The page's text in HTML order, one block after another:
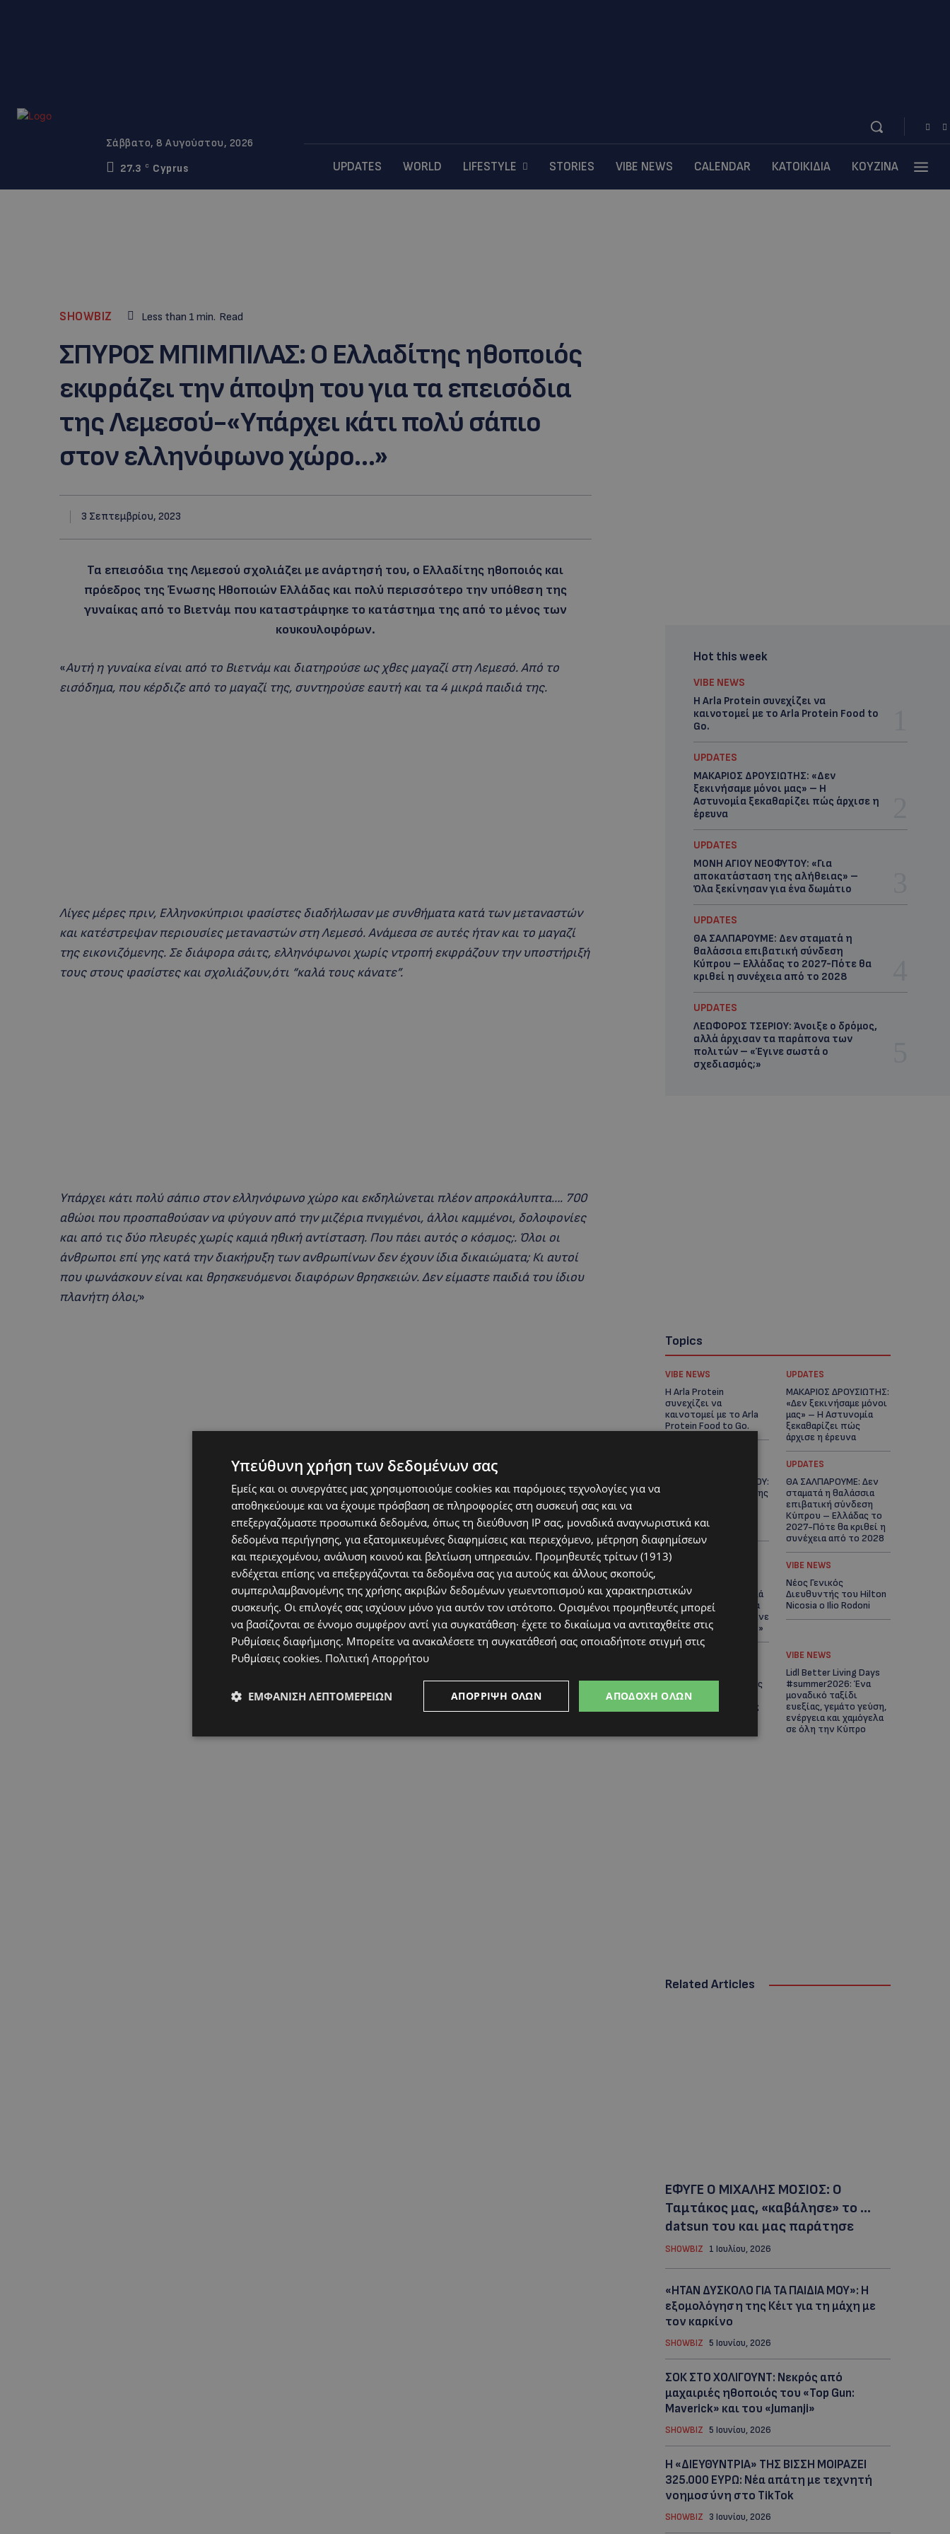
Σάββατο, 8 Αυγούστου, 2026
27.3
C Cyprus UPDATES WORLD LIFESTYLE STORIES VIBE NEWS CALENDAR ΚΑΤΟΙΚΙΔΙΑ ΚΟΥΖΙΝΑ
SHOWBIZ Less than 1 min. Read
ΣΠΥΡΟΣ ΜΠΙΜΠΙΛΑΣ: O Eλλαδίτης ηθοποιός
εκφράζει την άποψη του για τα επεισόδια
της Λεμεσού-«Υπάρχει κάτι πολύ σάπιο
στον ελληνόφωνο χώρο…»
3 Σεπτεμβρίου, 2023
Τα επεισόδια της Λεμεσού σχολιάζει με ανάρτησή του, ο Ελλαδίτης ηθοποιός και
πρόεδρος της Ένωσης Ηθοποιών Ελλάδας και πολύ περισσότερο την υπόθεση της
γυναίκας από το Βιετνάμ που καταστράφηκε το κατάστημα της από το μένος των
κουκουλοφόρων.
«Αυτή η γυναίκα είναι από το Βιετνάμ και διατηρούσε ως χθες μαγαζί στη Λεμεσό. Από το
εισόδημα, που κέρδιζε από το μαγαζί της, συντηρούσε εαυτή και τα 4 μικρά παιδιά της.
Λίγες μέρες πριν, Ελληνοκύπριοι φασίστες διαδήλωσαν με συνθήματα κατά των μεταναστών
και κατέστρεψαν περιουσίες μεταναστών στη Λεμεσό. Ανάμεσα σε αυτές ήταν και το μαγαζί
της εικονιζόμενης. Σε διάφορα σάιτς, ελληνόφωνοι χωρίς ντροπή εκφράζουν την υποστήριξή
τους στους φασίστες και σχολιάζουν,ότι “καλά τους κάνατε”.
Υπάρχει κάτι πολύ σάπιο στον ελληνόφωνο χώρο και εκδηλώνεται πλέον απροκάλυπτα…. 700
αθώοι που προσπαθούσαν να φύγουν από την μιζέρια πνιγμένοι, άλλοι καμμένοι, δολοφονίες
και από τις δύο πλευρές χωρίς καμιά ηθική αντίσταση. Που πάει αυτός ο κόσμος;. Όλοι οι
άνθρωποι επί γης κατά την διακήρυξη των ανθρωπίνων δεν έχουν ίδια δικαιώματα; Κι αυτοί
που φωνάσκουν είναι και θρησκευόμενοι διαφόρων θρησκειών. Δεν είμαστε παιδιά του ίδιου
πλανήτη όλοι;»
Hot this week
VIBE NEWS
Η Arla Protein συνεχίζει να
καινοτομεί με το Arla Protein Food to
Go.
UPDATES
ΜΑΚΑΡΙΟΣ ΔΡΟΥΣΙΩΤΗΣ: «Δεν
ξεκινήσαμε μόνοι μας» – Η
Αστυνομία ξεκαθαρίζει πώς άρχισε η
έρευνα
UPDATES
ΜΟΝΗ ΑΓΙΟΥ ΝΕΟΦΥΤΟΥ: «Για
αποκατάσταση της αλήθειας» –
Όλα ξεκίνησαν για ένα δωμάτιο
UPDATES
ΘΑ ΣΑΛΠΑΡΟΥΜΕ: Δεν σταματά η
θαλάσσια επιβατική σύνδεση
Κύπρου – Ελλάδας το 2027-Πότε θα
κριθεί η συνέχεια από το 2028
UPDATES
ΛΕΩΦΟΡΟΣ ΤΣΕΡΙΟΥ: Άνοιξε ο δρόμος,
αλλά άρχισαν τα παράπονα των
πολιτών – «Έγινε σωστά ο
σχεδιασμός;»
Topics
VIBE NEWS
Η Arla Protein
συνεχίζει να
καινοτομεί με το Arla
Protein Food to Go.
UPDATES
ΜΑΚΑΡΙΟΣ ΔΡΟΥΣΙΩΤΗΣ:
«Δεν ξεκινήσαμε μόνοι
μας» – Η Αστυνομία
ξεκαθαρίζει πώς
άρχισε η έρευνα
ΜΟΝΗ ΑΓΙΟΥ ΝΕΟΦΥΤΟΥ:
«Για αποκατάσταση της
ξεκίνησαν για ένα
δωμάτιο
UPDATES
ΘΑ ΣΑΛΠΑΡΟΥΜΕ: Δεν
σταματά η θαλάσσια
επιβατική σύνδεση
Κύπρου – Ελλάδας το
2027-Πότε θα κριθεί η
συνέχεια από το 2028
UPDATES
Άνοιξε ο δρόμος, αλλά
άρχισαν τα παράπονα
των πολιτών – «Έγινε
σωστά ο σχεδιασμός;»
VIBE NEWS
Νέος Γενικός
Διευθυντής του Hilton
Nicosia ο Ilio Rodoni
επίσημος συνεργάτης
του Φεστιβάλ
Κινηματογράφου της
VIBE NEWS
Lidl Better Living Days
#summer2026: Ένα
μοναδικό ταξίδι
ευεξίας, γεμάτο γεύση,
ενέργεια και χαμόγελα
σε όλη την Κύπρο
Related Articles
ΕΦΥΓΕ Ο ΜΙΧΑΛΗΣ ΜΟΣΙΟΣ: Ο
Ταμτάκος μας, «καβάλησε» το …
datsun του και μας παράτησε
SHOWBIZ 1 Ιουλίου, 2026
«ΗΤΑΝ ΔΥΣΚΟΛΟ ΓΙΑ ΤΑ ΠΑΙΔΙΑ ΜΟΥ»: Η
εξομολόγηση της Κέιτ για τη μάχη με
τον καρκίνο
SHOWBIZ 5 Ιουνίου, 2026
ΣΟΚ ΣΤΟ ΧΟΛΙΓΟΥΝΤ: Νεκρός από
μαχαιριές ηθοποιός του «Top Gun:
Maverick» και του «Jumanji»
SHOWBIZ 5 Ιουνίου, 2026
Η «ΔΙΕΥΘΥΝΤΡΙΑ» ΤΗΣ ΒΙΣΣΗ ΜΟΙΡΑΖΕΙ
325.000 ΕΥΡΩ: Νέα απάτη με τεχνητή
νοημοσύνη στο TikTok
SHOWBIZ 3 Ιουνίου, 2026
Υπεύθυνη χρήση των δεδομένων σας
Εμείς και οι συνεργάτες μας χρησιμοποιούμε cookies και παρόμοιες τεχνολογίες για να
αποθηκεύουμε και να έχουμε πρόσβαση σε πληροφορίες στη συσκευή σας και να
επεξεργαζόμαστε προσωπικά δεδομένα, όπως τη διεύθυνση IP σας, μοναδικά αναγνωριστικά και
δεδομένα περιήγησης, για εξατομικευμένες διαφημίσεις και περιεχόμενο, μέτρηση διαφημίσεων
και περιεχομένου, ανάλυση κοινού και βελτίωση υπηρεσιών. Προμηθευτές τρίτων (1913)
ενδέχεται επίσης να επεξεργάζονται τα δεδομένα σας για αυτούς και άλλους σκοπούς,
συμπεριλαμβανομένης της χρήσης ακριβών δεδομένων γεωεντοπισμού και χαρακτηριστικών
συσκευής. Οι επιλογές σας ισχύουν μόνο για αυτόν τον ιστότοπο. Ορισμένοι προμηθευτές μπορεί
να βασίζονται σε έννομο συμφέρον αντί για συγκατάθεση· έχετε το δικαίωμα να αντιταχθείτε στις
Ρυθμίσεις διαφήμισης. Μπορείτε να ανακαλέσετε τη συγκατάθεσή σας οποιαδήποτε στιγμή στις
Ρυθμίσεις cookies. Πολιτική Απορρήτου
ΑΠΟΔΟΧΉ ΌΛΩΝ
ΑΠΌΡΡΙΨΗ ΌΛΩΝ
ΕΜΦΆΝΙΣΗ ΛΕΠΤΟΜΕΡΕΙΏΝ